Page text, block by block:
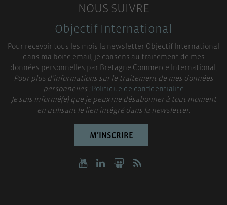
NOUS SUIVRE
Objectif International
Pour recevoir tous les mois la newsletter Objectif International
dans ma boite email, je consens au traitement de mes
données personnelles par Bretagne Commerce International.
Pour plus d’informations sur le traitement de mes données
personnelles :Politique de confidentialité
Je suis informé(e) que je peux me désabonner à tout moment
en utilisant le lien intégré dans la newsletter.
M’INSCRIRE